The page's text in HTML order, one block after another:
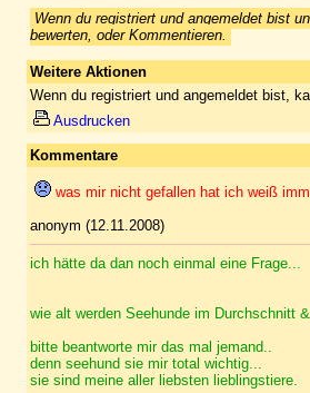
Wenn du registriert und angemeldet bist
bewerten, oder Kommentieren.
Weitere Aktionen
Wenn du registriert und angemeldet bist,
Ausdrucken
Kommentare
was mir nicht gefallen hat ich weiß
anonym (12.11.2008)
ich hätte da dan noch einmal eine Frage...
wie alt werden Seehunde im Durchschnitt
bitte beantworte mir das mal jemand..
denn seehund sie mir total wichtig...
sie sind meine aller liebsten lieblingstiere.